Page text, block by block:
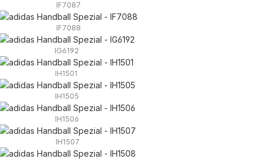
IF7087
IF7088
IG6192
IH1501
IH1505
IH1506
IH1507